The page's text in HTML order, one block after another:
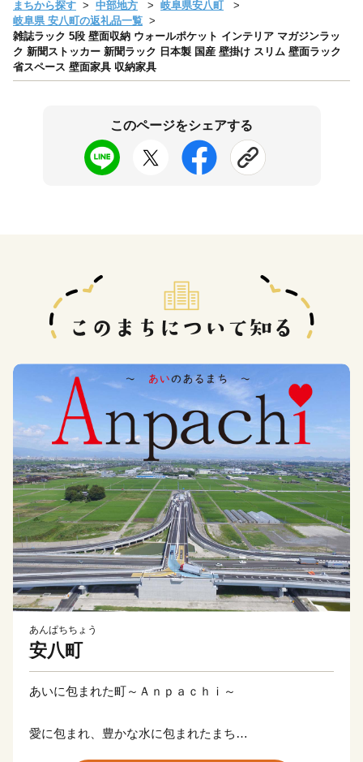
まちから探す 中部地方
岐阜県安八町
岐阜県 安八町の返礼品一覧
雑誌ラック 5段 壁面収納 ウォールポケット インテリア マガジンラッ
ク 新聞ストッカー 新聞ラック 日本製 国産 壁掛け スリム 壁面ラック
省スペース 壁面家具 収納家具
このページをシェアする
あんぱちちょう
安八町
あいに包まれた町～Ａｎｐａｃｈｉ～
愛に包まれ、豊かな水に包まれたまち